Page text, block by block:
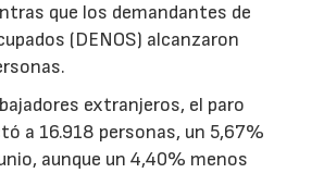
que los demandantes de
(DENOS) alcanzaron
extranjeros, el paro
a 16.918 personas, un 5,67%
aunque un 4,40% menos